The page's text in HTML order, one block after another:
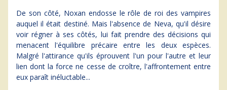
De son côté, Noxan endosse le rôle de roi des vampires
auquel il était destiné. Mais l'absence de Neva, qu'il désire
voir régner à ses côtés, lui fait prendre des décisions qui
menacent l'équilibre précaire entre les deux espèces.
Malgré l'attirance qu'ils éprouvent l'un pour l'autre et leur
lien dont la force ne cesse de croître, l'affrontement entre
eux paraît inéluctable...